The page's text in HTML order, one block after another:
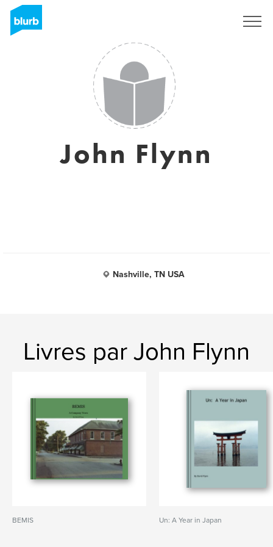
John Flynn
Nashville, TN USA
Livres par John Flynn
BEMIS Un: A Year in Japan